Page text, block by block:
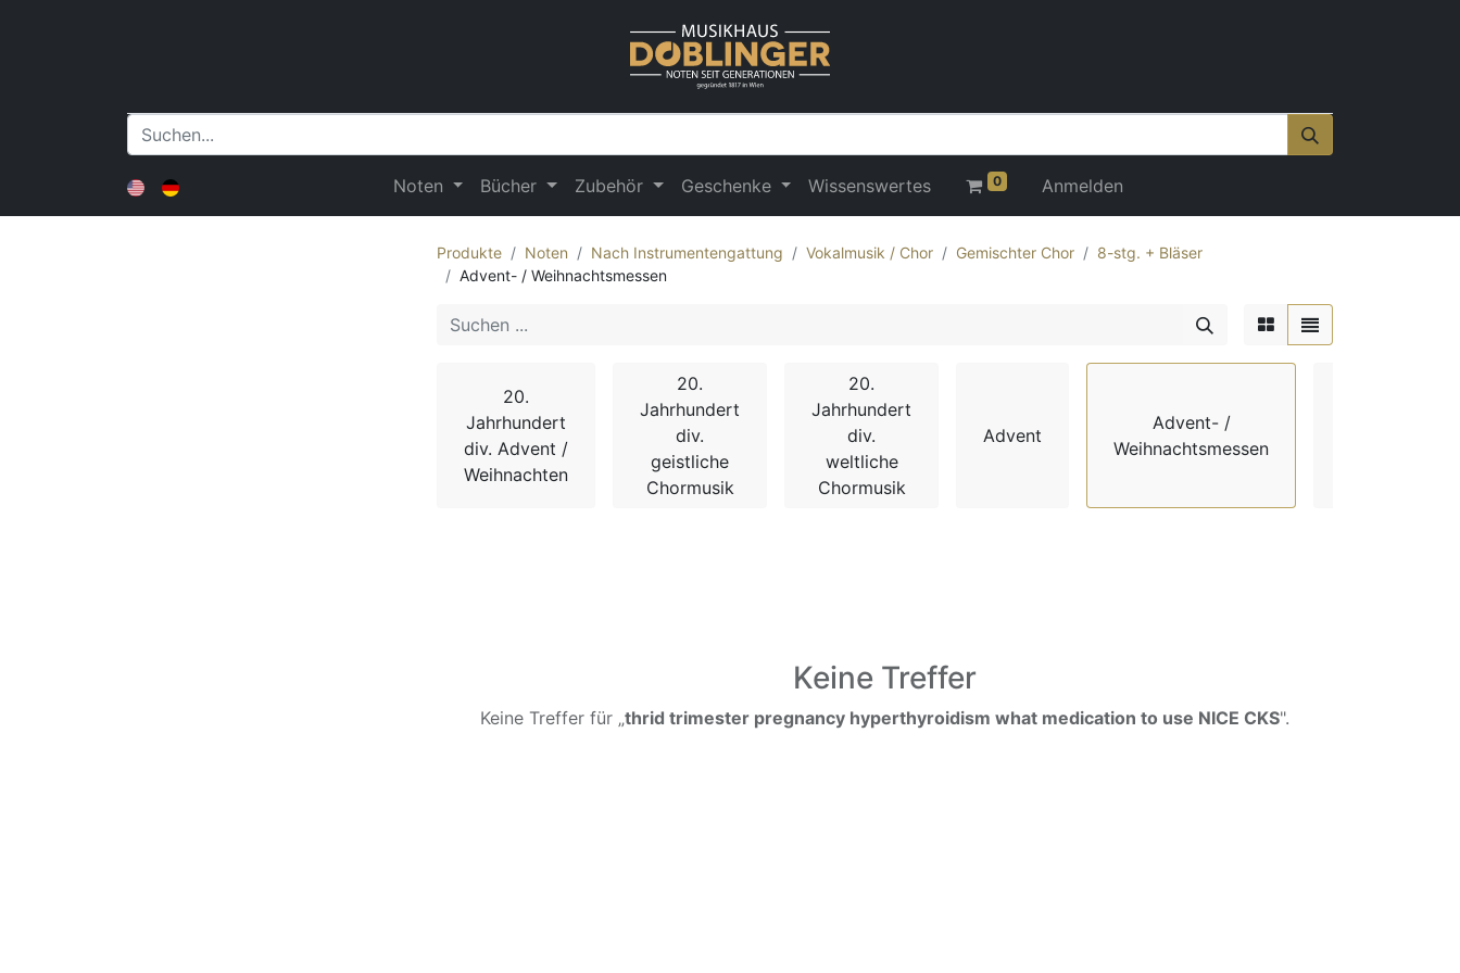
Noten Bücher Zubehör Geschenke Wissenswertes 0 Anmelden
Produkte Noten Nach Instrumentengattung Vokalmusik / Chor Gemischter Chor
8-stg. + Bläser
Advent- / Weihnachtsmessen
20.
Jahrhundert
div. Advent /
Weihnachten
20.
Jahrhundert
div.
geistliche
Chormusik
20.
Jahrhundert
div.
weltliche
Chormusik
Advent
Advent- /
Weihnachtsmessen
Keine Treffer
Keine Treffer für „thrid trimester pregnancy hyperthyroidism what medication to use NICE CKS".